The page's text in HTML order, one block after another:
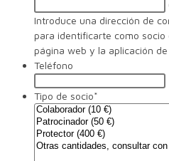
Introduce una dirección de
para identificarte como
página web y la aplicación
Teléfono
Tipo de socio*